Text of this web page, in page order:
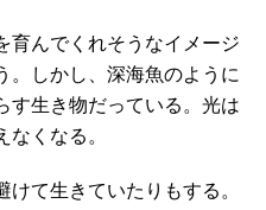
んでくれそうなイメージ
。しかし、深海魚のように
す生き物だっている。光は
くなる。
て生きていたりもする。